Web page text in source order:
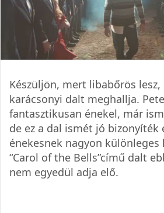
Készüljön, mert libabőrös lesz,
karácsonyi dalt meghallja.
fantasztikusan énekel, már
de ez a dal ismét jó bizonyíték
énekesnek nagyon különleges
“Carol of the Bells”című dalt
nem egyedül adja elő.